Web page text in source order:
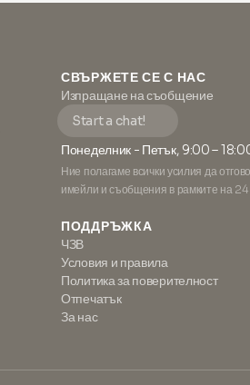
СВЪРЖЕТЕ СЕ С НАС
Изпращане на съобщение
Start a chat!
Понеделник - Петък, 9:00 –
Ние полагаме всички усилия да
имейли и съобщения в рамките на 24
ПОДДРЪЖКА
ЧЗВ
Условия и правила
Политика за поверителност
Отпечатък
За нас